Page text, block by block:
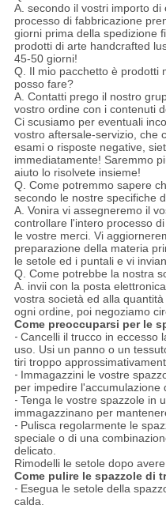
A. secondo il vostri importo
processo di fabbricazione
giorni prima della spedizione
prodotti di arte handcrafted
45-50 giorni!
Q. Il mio pacchetto è prodotti
posso fare?
A. Contatti prego il nostro
vostro ordine con i contenuti
Ci scusiamo per eventuali
vostro aftersale-servizio, che
esami o risposte negative,
immediatamente! Saremmo
aiuto lo risolvete insieme!
Q. Come potremmo sapere
secondo le nostre specifiche
A. Vonira vi assegneremo il
controllare l'intero processo
le vostre merci. Vi
preparazione della materia
le setole ed i puntali e vi
Q. Come potrebbe la nostra
A. invii con la posta
vostra società ed alla
ogni ordine, poi negoziamo
Come preoccuparsi per le
- Cancelli il trucco in eccesso
uso. Usi un panno o un
tiri troppo
- Immagazzini le vostre
per impedire l'accumulazione
- Tenga le vostre spazzole in
immagazzinano per
- Pulisca regolarmente le
speciale o di una
delicato.
Rimodelli le setole dopo avere
Come pulire le spazzole di
- Esegua le setole della
calda.